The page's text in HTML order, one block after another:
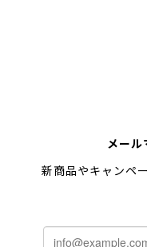
メール
新商品やキャンペ